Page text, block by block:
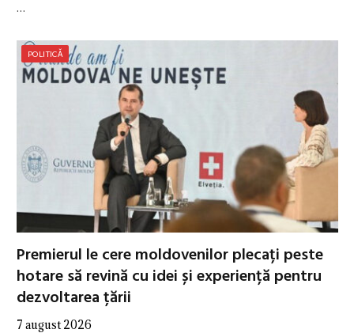
…
POLITICĂ
Premierul le cere moldovenilor plecați peste
hotare să revină cu idei și experiență pentru
dezvoltarea țării
7 august 2026